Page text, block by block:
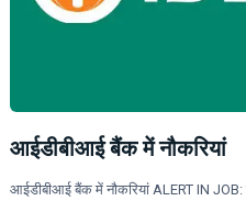
आईडीबीआई बैंक में नौकरियां
आईडीबीआई बैंक में नौकरियां ALERT IN